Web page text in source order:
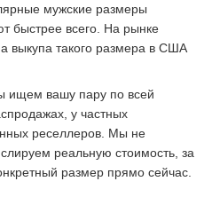
мужские размеры
быстрее всего. На рынке
выкупа такого размера в США
ищем вашу пару по всей
у частных
реселлеров. Мы не
реальную стоимость, за
размер прямо сейчас.